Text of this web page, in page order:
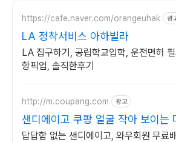
https://cafe.naver.com/orangeuhak 광
LA 정착서비스 아하빌라
LA 집구하기, 공립학교입학, 운전면허
항픽업, 솔직한후기
http://m.coupang.com 광고
샌디에이고 쿠팡 얼굴 작아 보이는
답답함 없는 샌디에이고, 와우회원 무료